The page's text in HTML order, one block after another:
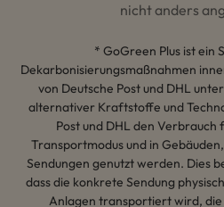
nicht anders
* GoGreen Plus ist ein
Dekarbonisierungsmaßnahmen
von Deutsche Post und DHL
alternativer Kraftstoffe und
Post und DHL den
Transportmodus und in
Sendungen genutzt werden. Dies
dass die konkrete Sendung
Anlagen transportiert wird,